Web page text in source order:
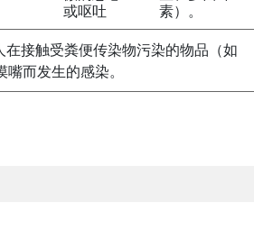
或呕吐
素）。
接触受粪便传染物污染的物品（如
而发生的感染。